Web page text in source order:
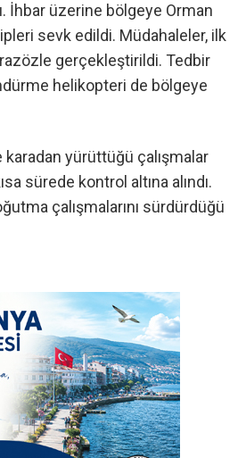
İhbar üzerine bölgeye Orman
sevk edildi. Müdahaleler, ilk
gerçekleştirildi. Tedbir
helikopteri de bölgeye
karadan yürüttüğü çalışmalar
sürede kontrol altına alındı.
çalışmalarını sürdürdüğü